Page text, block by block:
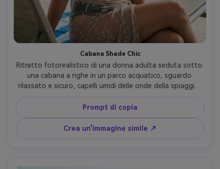
Cabana Shade Chic
Ritratto fotorealistico di una donna adulta seduta sotto
una cabana a righe in un parco acquatico, sguardo
rilassato e sicuro, capelli umidi delle onde della spiaggia,
cappello da sole oversized, elegante costume da bagno
in un pezzo con sarong, perline d'acqua sulla clavicola,
morbida illuminazione a ombra aperta con luce della
piscina riflettuta, Sony A7R V, 85mm f/2, bokeh cremoso,
cornice in vita, umore resort editoriale, toni della pelle
Prompt di copia
Crea un'immagine simile ↗